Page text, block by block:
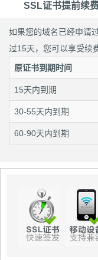
SSL证书提前续
如果您的域名已经申请
过15天，您可以享受续
原证书到期时间
15天内到期
30-55天内到期
60-90天内到期